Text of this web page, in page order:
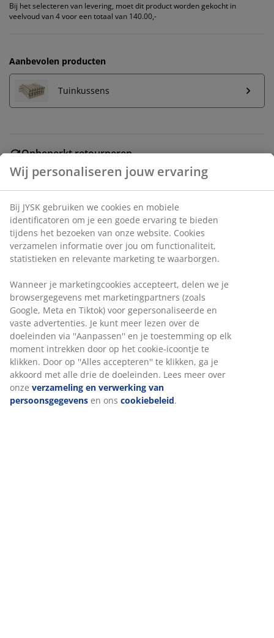
Bij het selecteren van levering, moet dit product worden gekocht in
veelvoud van 4 voor een totaal van 140.00,-
Aanbevolen producten
Tuinkussens
Onbeperkt retourneren
Geen tijdslimiet - retourneer in iedere JYSK-winkel
Flexibele bezorgopties
Snelle en gemakkelijke bezorgopties naar keuze
Stapelbare stoel met zitting en rugleuning van
donkergroen geweven polyester en een zwart frame
van gepoedercoat staal. De tuinstoel is stapelbaar voor
compacte opslag.
Artikelnummer: 3726175
Montage-instructies
Lees hier hoe je het beste jouw tuinmeubelen kunt
Wij personaliseren jouw ervaring
Bij JYSK gebruiken we cookies en mobiele
identificatoren om je een goede ervaring te bieden
tijdens het bezoeken van onze website. Cookies
verzamelen informatie over jou om functionaliteit,
statistieken en relevante marketing te waarborgen.
Wanneer je marketingcookies accepteert, delen we je
browsergegevens met marketingpartners (zoals
Google, Meta en Tiktok) voor gepersonaliseerde en
vaste advertenties. Je kunt meer lezen over de
doeleinden via ''Aanpassen'' en je toestemming op elk
moment intrekken door op het cookie-icoontje te
klikken. Door op ''Alles accepteren'' te klikken, ga je
akkoord met alle drie de doeleinden. Lees meer over
onze verzameling en verwerking van
persoonsgegevens en ons cookiebeleid.